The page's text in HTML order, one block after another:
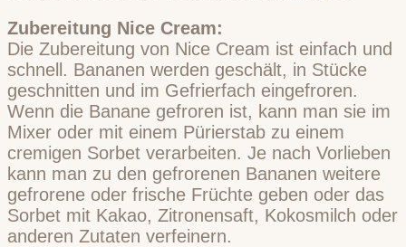
Zubereitung Nice Cream:
Die Zubereitung von Nice Cream ist einfach und
schnell. Bananen werden geschält, in Stücke
geschnitten und im Gefrierfach eingefroren.
Wenn die Banane gefroren ist, kann man sie im
Mixer oder mit einem Pürierstab zu einem
cremigen Sorbet verarbeiten. Je nach Vorlieben
kann man zu den gefrorenen Bananen weitere
gefrorene oder frische Früchte geben oder das
Sorbet mit Kakao, Zitronensaft, Kokosmilch oder
anderen Zutaten verfeinern.